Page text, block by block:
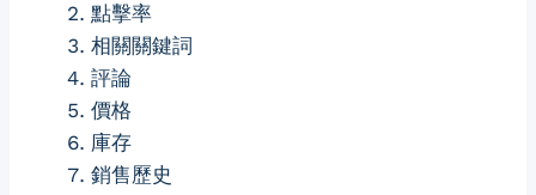
點擊率
相關關鍵詞
評論
價格
庫存
銷售歷史